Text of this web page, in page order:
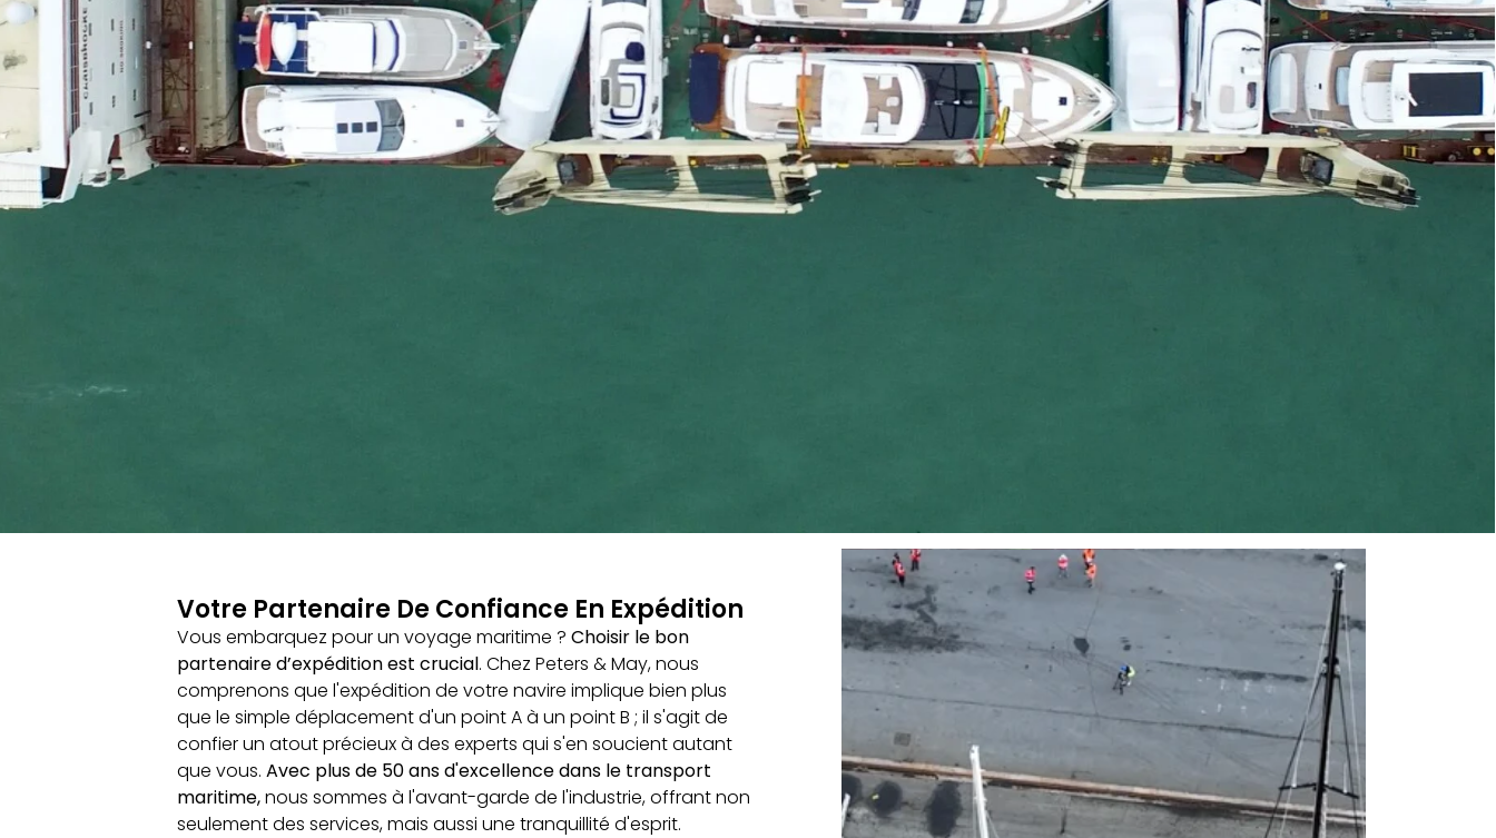
Votre Partenaire De Confiance En Expédition
Vous embarquez pour un voyage maritime ? Choisir le bon
partenaire d’expédition est crucial. Chez Peters & May, nous
comprenons que l'expédition de votre navire implique bien plus
que le simple déplacement d'un point A à un point B ; il s'agit de
confier un atout précieux à des experts qui s'en soucient autant
que vous. Avec plus de 50 ans d'excellence dans le transport
maritime,nous sommes à l'avant-garde de l'industrie, offrant non
seulement des services, mais aussi une tranquillité d'esprit.